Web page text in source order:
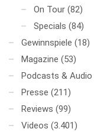
On Tour (82)
Specials (84)
Gewinnspiele (18)
Magazine (53)
Podcasts & Audio
Presse (211)
Reviews (99)
Videos (3.401)